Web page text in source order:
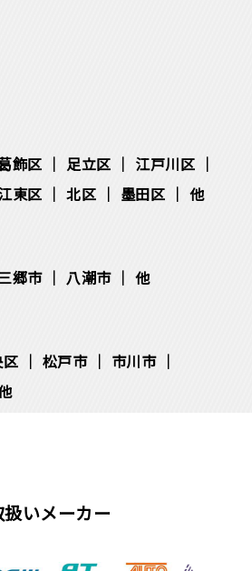
飾区 足立区
江戸川区
東区 北区 墨田区 他
郷市 八潮市 他
松⼾市
市川市
扱いメーカー